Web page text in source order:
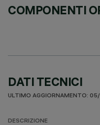
COMPONENTI
DATI TECNICI
ULTIMO AGGIORNAMENTO:
DESCRIZIONE